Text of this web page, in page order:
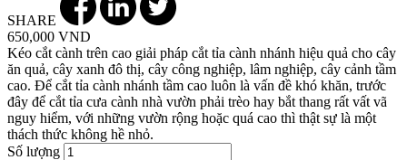
SHARE
650,000 VND
Kéo cắt cành trên cao giải pháp cắt tỉa cành nhánh hiệu quả cho cây
ăn quả, cây xanh đô thị, cây công nghiệp, lâm nghiệp, cây cảnh tầm
cao. Để cắt tỉa cành nhánh tầm cao luôn là vấn đề khó khăn, trước
đây để cắt tỉa cưa cành nhà vườn phải trèo hay bắt thang rất vất vã
nguy hiểm, với những vườn rộng hoặc quá cao thì thật sự là một
thách thức không hề nhỏ.
Số lượng